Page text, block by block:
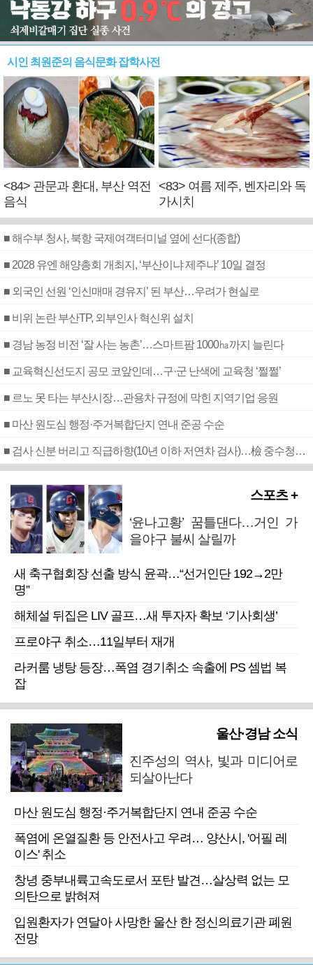
시인 최원준의 음식문화 잡학사전
<84> 관문과 환대, 부산 역전
음식
<83> 여름 제주, 벤자리와 독
가시치
■ 해수부 청사, 북항 국제여객터미널 옆에 선다(종합)
■ 2028 유엔 해양총회 개최지, ‘부산이냐 제주냐’ 10일 결정
■ 외국인 선원 ‘인신매매 경유지’ 된 부산…우려가 현실로
■ 비위 논란 부산TP, 외부인사 혁신위 설치
■ 경남 농정 비전 ‘잘 사는 농촌’…스마트팜 1000㏊까지 늘린다
■ 교육혁신선도지 공모 코앞인데…구·군 난색에 교육청 ‘쩔쩔’
■ 르노 못 타는 부산시장…관용차 규정에 막힌 지역기업 응원
■ 마산 원도심 행정·주거복합단지 연내 준공 수순
■ 검사 신분 버리고 직급하향(10년 이하 저연차 검사)…檢 중수청행 기피
스포츠 +
‘윤나고황’ 꿈틀댄다…거인 가
을야구 불씨 살릴까
새 축구협회장 선출 방식 윤곽…“선거인단 192→2만
명”
해체설 뒤집은 LIV 골프…새 투자자 확보 ‘기사회생’
프로야구 취소…11일부터 재개
라커룸 냉탕 등장…폭염 경기취소 속출에 PS 셈법 복
잡
울산·경남 소식
진주성의 역사, 빛과 미디어로
되살아난다
마산 원도심 행정·주거복합단지 연내 준공 수순
폭염에 온열질환 등 안전사고 우려… 양산시, '어필 레
이스' 취소
창녕 중부내륙고속도로서 포탄 발견…살상력 없는 모
의탄으로 밝혀져
입원환자가 연달아 사망한 울산 한 정신의료기관 폐원
전망